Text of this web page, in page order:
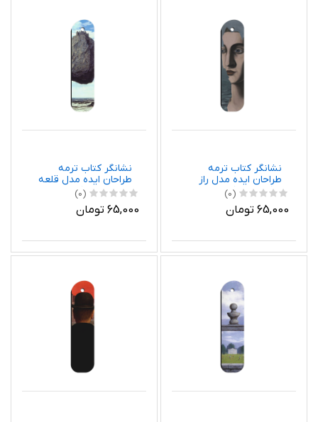
نشانگر کتاب ترمه
طراحان ایده مدل راز
دوگانه از ماگریت کد
art0422
(0)
65,000 تومان
نشانگر کتاب ترمه
طراحان ایده مدل قلعه
پیرنس از ماگریت کد
art0420
(0)
65,000 تومان